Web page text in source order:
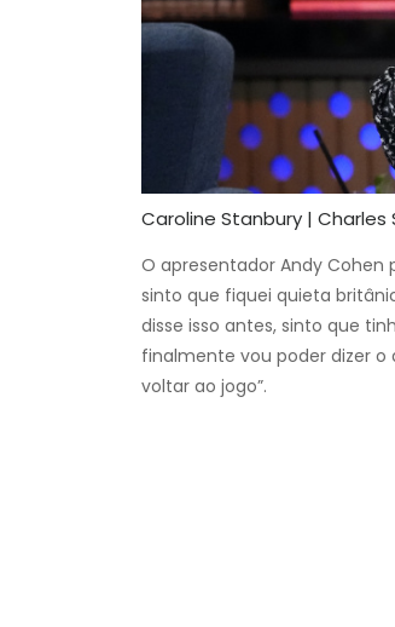
Caroline Stanbury | Charles
O apresentador Andy Cohen
sinto que fiquei quieta
disse isso antes, sinto que
finalmente vou poder dizer o
voltar ao jogo”.